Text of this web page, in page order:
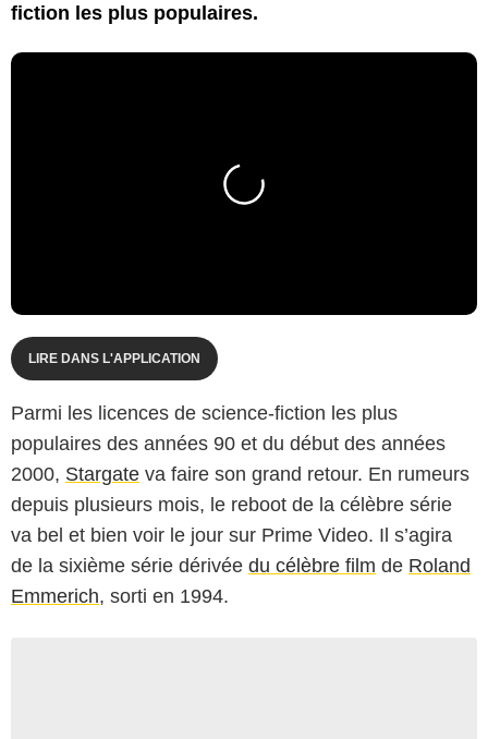
fiction les plus populaires.
LIRE DANS L'APPLICATION
Parmi les licences de science-fiction les plus
populaires des années 90 et du début des années
2000, Stargate va faire son grand retour. En rumeurs
depuis plusieurs mois, le reboot de la célèbre série
va bel et bien voir le jour sur Prime Video. Il s’agira
de la sixième série dérivée du célèbre film de Roland
Emmerich, sorti en 1994.